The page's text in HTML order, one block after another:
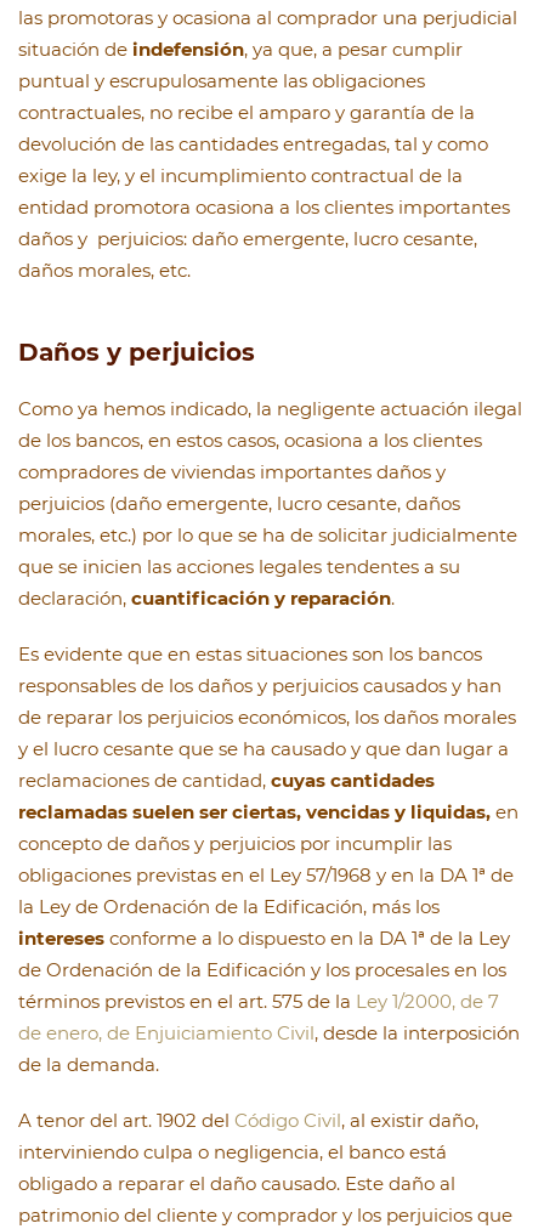
las promotoras y ocasiona al comprador una perjudicial
situación de indefensión, ya que, a pesar cumplir
puntual y escrupulosamente las obligaciones
contractuales, no recibe el amparo y garantía de la
devolución de las cantidades entregadas, tal y como
exige la ley, y el incumplimiento contractual de la
entidad promotora ocasiona a los clientes importantes
daños y perjuicios: daño emergente, lucro cesante,
daños morales, etc.
Daños y perjuicios
Como ya hemos indicado, la negligente actuación ilegal
de los bancos, en estos casos, ocasiona a los clientes
compradores de viviendas importantes daños y
perjuicios (daño emergente, lucro cesante, daños
morales, etc.) por lo que se ha de solicitar judicialmente
que se inicien las acciones legales tendentes a su
declaración, cuantificación y reparación.
Es evidente que en estas situaciones son los bancos
responsables de los daños y perjuicios causados y han
de reparar los perjuicios económicos, los daños morales
y el lucro cesante que se ha causado y que dan lugar a
reclamaciones de cantidad, cuyas cantidades
reclamadas suelen ser ciertas, vencidas y liquidas, en
concepto de daños y perjuicios por incumplir las
obligaciones previstas en el Ley 57/1968 y en la DA 1ª de
la Ley de Ordenación de la Edificación, más los
intereses conforme a lo dispuesto en la DA 1ª de la Ley
de Ordenación de la Edificación y los procesales en los
términos previstos en el art. 575 de la Ley 1/2000, de 7
de enero, de Enjuiciamiento Civil, desde la interposición
de la demanda.
A tenor del art. 1902 del Código Civil, al existir daño,
interviniendo culpa o negligencia, el banco está
obligado a reparar el daño causado. Este daño al
patrimonio del cliente y comprador y los perjuicios que